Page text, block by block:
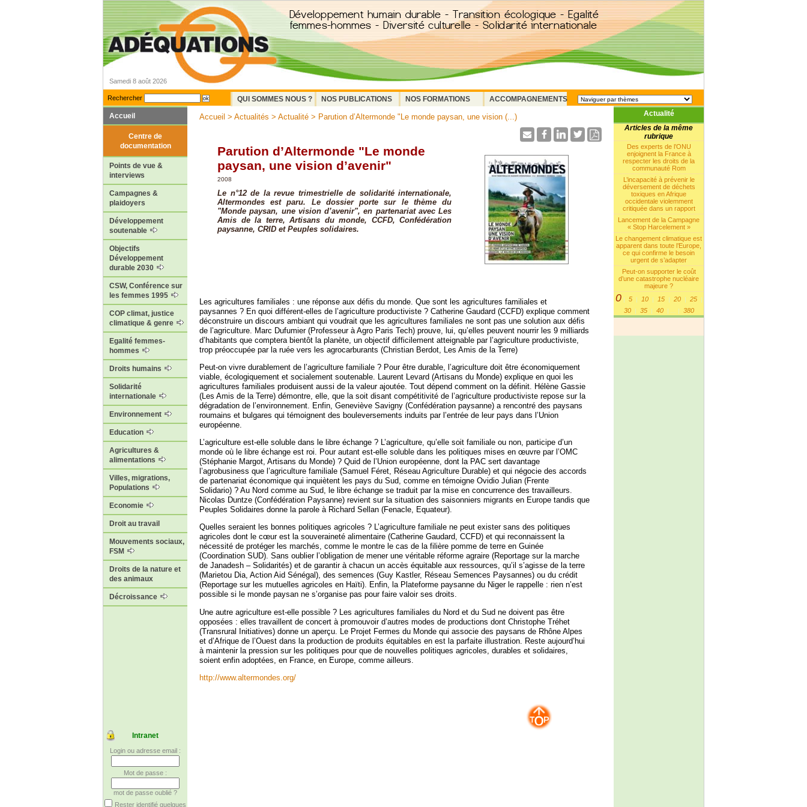
Samedi 8 août 2026
Rechercher QUI SOMMES NOUS ? NOS PUBLICATIONS NOS FORMATIONS
ACCOMPAGNEMENTS
Accueil
Centre de
documentation
Points de vue &
interviews
Campagnes &
plaidoyers
Développement
soutenable
Objectifs
Développement
durable 2030
CSW, Conférence sur
les femmes 1995
COP climat, justice
climatique & genre
Egalité femmes-
hommes
Droits humains
Solidarité
internationale
Environnement
Education
Agricultures &
alimentations
Villes, migrations,
Populations
Economie
Droit au travail
Mouvements sociaux,
FSM
Droits de la nature et
des animaux
Décroissance
Intranet
Login ou adresse email :
Mot de passe :
mot de passe oublié ?
Rester identifié quelques
Actualité
Articles de la même
rubrique
Des experts de l’ONU
enjoignent la France à
respecter les droits de la
communauté Rom
L’incapacité à prévenir le
déversement de déchets
toxiques en Afrique
occidentale violemment
critiquée dans un rapport
Lancement de la Campagne
« Stop Harcelement »
Le changement climatique est
apparent dans toute l’Europe,
ce qui confirme le besoin
urgent de s’adapter
Peut-on supporter le coût
d’une catastrophe nucléaire
majeure ?
0| 5 | 10 | 15 | 20 | 25 |
30 | 35 | 40 | | 380
Accueil > Actualités > Actualité > Parution d’Altermonde "Le monde paysan, une vision (...)
Parution d’Altermonde "Le monde
paysan, une vision d’avenir"
2008
Le n°12 de la revue trimestrielle de solidarité internationale,
Altermondes est paru. Le dossier porte sur le thème du
"Monde paysan, une vision d’avenir", en partenariat avec Les
Amis de la terre, Artisans du monde, CCFD, Confédération
paysanne, CRID et Peuples solidaires.
Les agricultures familiales : une réponse aux défis du monde. Que sont les agricultures familiales et
paysannes ? En quoi différent-elles de l’agriculture productiviste ? Catherine Gaudard (CCFD) explique comment
déconstruire un discours ambiant qui voudrait que les agricultures familiales ne sont pas une solution aux défis
de l’agriculture. Marc Dufumier (Professeur à Agro Paris Tech) prouve, lui, qu’elles peuvent nourrir les 9 milliards
d’habitants que comptera bientôt la planète, un objectif difficilement atteignable par l’agriculture productiviste,
trop préoccupée par la ruée vers les agrocarburants (Christian Berdot, Les Amis de la Terre)
Peut-on vivre durablement de l’agriculture familiale ? Pour être durable, l’agriculture doit être économiquement
viable, écologiquement et socialement soutenable. Laurent Levard (Artisans du Monde) explique en quoi les
agricultures familiales produisent aussi de la valeur ajoutée. Tout dépend comment on la définit. Hélène Gassie
(Les Amis de la Terre) démontre, elle, que la soit disant compétitivité de l’agriculture productiviste repose sur la
dégradation de l’environnement. Enfin, Geneviève Savigny (Confédération paysanne) a rencontré des paysans
roumains et bulgares qui témoignent des bouleversements induits par l’entrée de leur pays dans l’Union
européenne.
L’agriculture est-elle soluble dans le libre échange ? L’agriculture, qu’elle soit familiale ou non, participe d’un
monde où le libre échange est roi. Pour autant est-elle soluble dans les politiques mises en œuvre par l’OMC
(Stéphanie Margot, Artisans du Monde) ? Quid de l’Union européenne, dont la PAC sert davantage
l’agrobusiness que l’agriculture familiale (Samuel Féret, Réseau Agriculture Durable) et qui négocie des accords
de partenariat économique qui inquiètent les pays du Sud, comme en témoigne Ovidio Julian (Frente
Solidario) ? Au Nord comme au Sud, le libre échange se traduit par la mise en concurrence des travailleurs.
Nicolas Duntze (Confédération Paysanne) revient sur la situation des saisonniers migrants en Europe tandis que
Peuples Solidaires donne la parole à Richard Sellan (Fenacle, Equateur).
Quelles seraient les bonnes politiques agricoles ? L’agriculture familiale ne peut exister sans des politiques
agricoles dont le cœur est la souveraineté alimentaire (Catherine Gaudard, CCFD) et qui reconnaissent la
nécessité de protéger les marchés, comme le montre le cas de la filière pomme de terre en Guinée
(Coordination SUD). Sans oublier l’obligation de mener une véritable réforme agraire (Reportage sur la marche
de Janadesh – Solidarités) et de garantir à chacun un accès équitable aux ressources, qu’il s’agisse de la terre
(Marietou Dia, Action Aid Sénégal), des semences (Guy Kastler, Réseau Semences Paysannes) ou du crédit
(Reportage sur les mutuelles agricoles en Haïti). Enfin, la Plateforme paysanne du Niger le rappelle : rien n’est
possible si le monde paysan ne s’organise pas pour faire valoir ses droits.
Une autre agriculture est-elle possible ? Les agricultures familiales du Nord et du Sud ne doivent pas être
opposées : elles travaillent de concert à promouvoir d’autres modes de productions dont Christophe Tréhet
(Transrural Initiatives) donne un aperçu. Le Projet Fermes du Monde qui associe des paysans de Rhône Alpes
et d’Afrique de l’Ouest dans la production de produits équitables en est la parfaite illustration. Reste aujourd’hui
à maintenir la pression sur les politiques pour que de nouvelles politiques agricoles, durables et solidaires,
soient enfin adoptées, en France, en Europe, comme ailleurs.
http://www.altermondes.org/